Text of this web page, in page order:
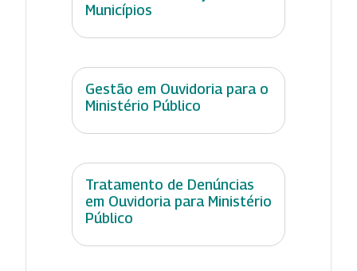
Municípios
Gestão em Ouvidoria para o
Ministério Público
Tratamento de Denúncias
em Ouvidoria para Ministério
Público